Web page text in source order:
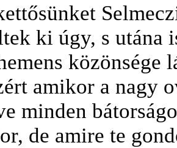
ki úgy, s utána
közönsége
amikor a nagy
minden
de amire te